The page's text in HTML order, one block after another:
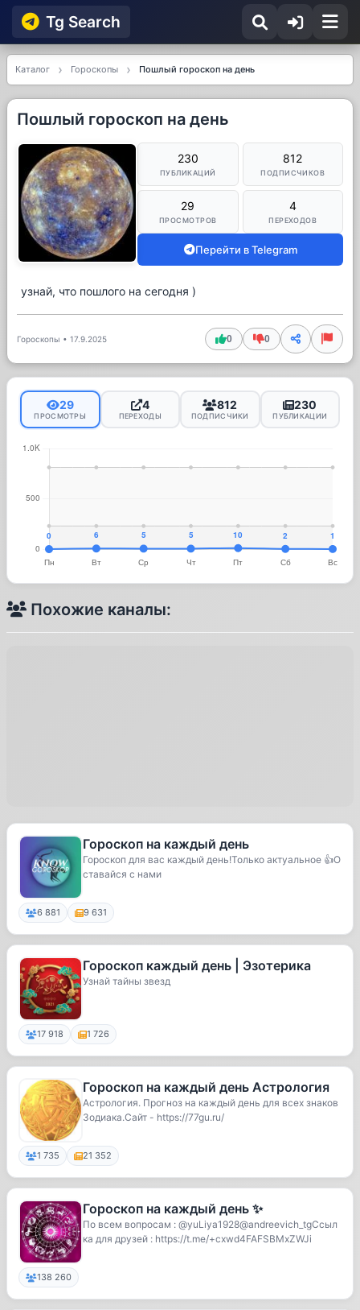
Tg Searсh
Каталог Гороскопы Пошлый гороскоп на день
Пошлый гороскоп на день
230
ПУБЛИКАЦИЙ
812
ПОДПИСЧИКОВ
29
ПРОСМОТРОВ
4
ПЕРЕХОДОВ
Перейти в Telegram
узнай, что пошлого на сегодня )
Гороскопы • 17.9.2025 0 0
29
ПРОСМОТРЫ
4
ПЕРЕХОДЫ
812
ПОДПИСЧИКИ
230
ПУБЛИКАЦИИ
Похожие каналы:
Гороскоп на каждый день
Гороскоп для вас каждый день!Только актуальное 👍О
ставайся с нами
6 881 9 631
Гороскоп каждый день | Эзотерика
Узнай тайны звезд
17 918 1 726
Гороскоп на каждый день Астрология
Астрология. Прогноз на каждый день для всех знаков
Зодиака.Сайт - https://77gu.ru/
1 735 21 352
Гороскоп на каждый день ✨
По всем вопросам : @yuLiya1928@andreevich_tgСсыл
ка для друзей : https://t.me/+cxwd4FAFSBMxZWJi
138 260